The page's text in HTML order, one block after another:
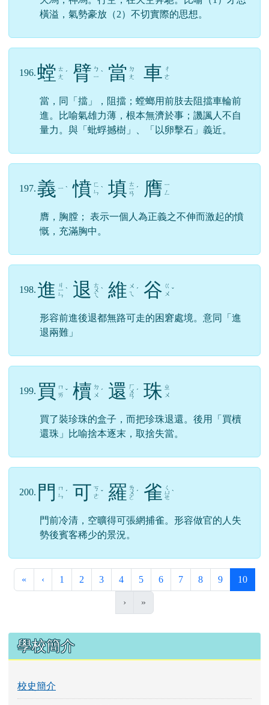
橫溢，氣勢豪放（2）不切實際的思想。
196.螳 ㄊ
ㄤ ˊ 臂 ㄅ
ㄧ ˋ 當 ㄉ
ㄤ
車 ㄔ
ㄜ
當，同「擋」，阻擋；螳螂用前肢去阻擋車輪前
進。比喻氣雄力薄，根本無濟於事；譏諷人不自
量力。與「蚍蜉撼樹」、「以卵擊石」義近。
197.義 ㄧ ˋ 憤 ㄈ
ㄣ ˋ 填 ㄊ
ㄧ
ㄢ
ˊ 膺 ㄧ
ㄥ
膺，胸膛； 表示一個人為正義之不伸而激起的憤
慨，充滿胸中。
198. 進 ㄐ
ㄧ
ㄣ
ˋ 退 ㄊ
ㄨ
ㄟ
ˋ 維 ㄨ
ㄟ
ˊ 谷 ㄍ
ㄨ ˇ
形容前進後退都無路可走的困窘處境。意同「進
退兩難」
199. 買 ㄇ
ㄞ ˇ 櫝 ㄉ
ㄨ ˊ 還 ㄏ
ㄨ
ㄢ
ˊ 珠 ㄓ
ㄨ
買了裝珍珠的盒子，而把珍珠退還。後用「買櫝
還珠」比喻捨本逐末，取捨失當。
200. 門
ㄇ
ㄣ ˊ 可 ㄎ
ㄜ ˇ 羅 ㄌ
ㄨ
ㄛ
ˊ 雀 ㄑ
ㄩ
ㄝ
ˋ
門前冷清，空曠得可張網捕雀。形容做官的人失
勢後賓客稀少的景況。
« 第一頁
‹ 上一頁
1 2 3 4 5 6 7 8 9 10(目
› »
左邊區域內容
學校簡介
校史簡介